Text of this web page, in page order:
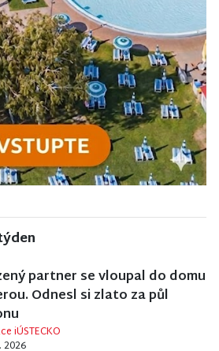
partner se vloupal do domu
Odnesl si zlato za půl
iÚSTECKO
2026